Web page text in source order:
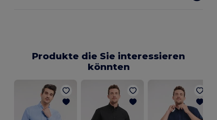
Produkte die Sie interessieren
könnten